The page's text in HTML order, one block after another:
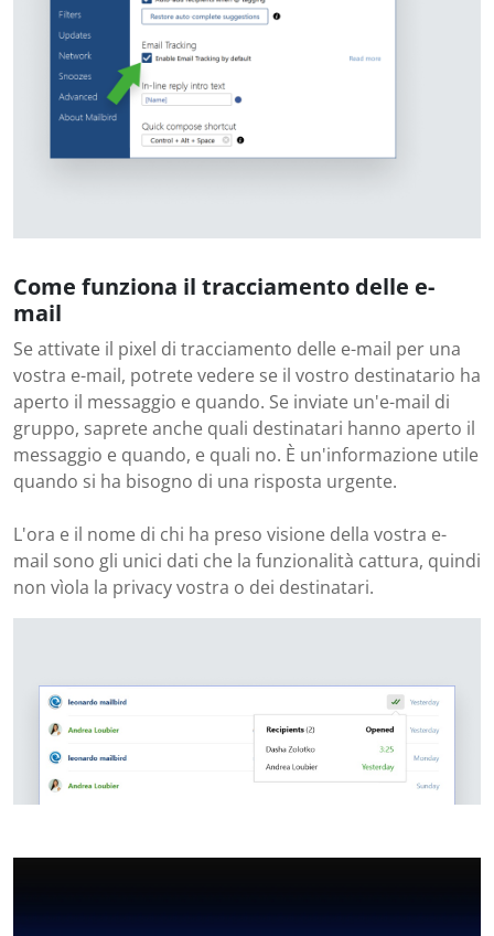
Come funziona il tracciamento delle e-
mail
Se attivate il pixel di tracciamento delle e-mail per una
vostra e-mail, potrete vedere se il vostro destinatario ha
aperto il messaggio e quando. Se inviate un'e-mail di
gruppo, saprete anche quali destinatari hanno aperto il
messaggio e quando, e quali no. È un'informazione utile
quando si ha bisogno di una risposta urgente.
L'ora e il nome di chi ha preso visione della vostra e-
mail sono gli unici dati che la funzionalità cattura, quindi
non vìola la privacy vostra o dei destinatari.